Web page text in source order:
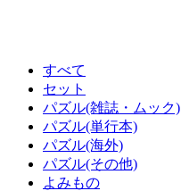
すべて
セット
パズル(雑誌・ムック)
パズル(単行本)
パズル(海外)
パズル(その他)
よみもの